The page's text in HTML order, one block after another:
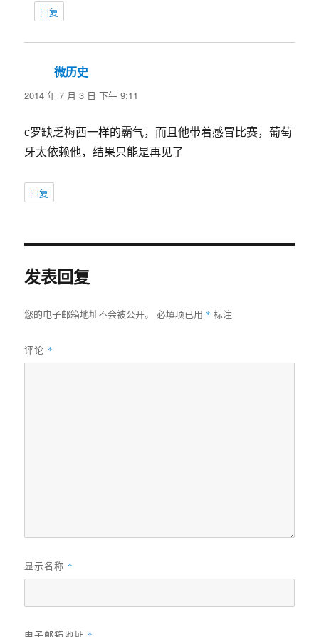
回复
微历史
道：
2014 年 7 月 3 日 下午 9:11
c罗缺乏梅西一样的霸气，而且他带着感冒比赛，葡萄
牙太依赖他，结果只能是再见了
回复
发表回复
您的电子邮箱地址不会被公开。 必填项已用 * 标注
评论 *
显示名称 *